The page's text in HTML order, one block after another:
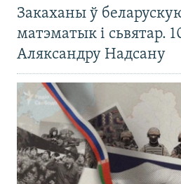
Закаханы ў
матэматык і сьвятар.
Аляксандру Надсану